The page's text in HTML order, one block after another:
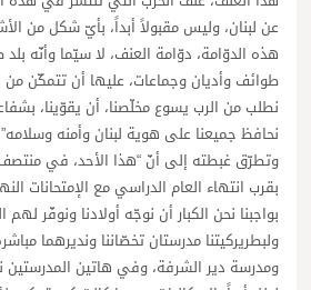
عن لبنان، وليس مقبولاً أبداً، بأيّ شكل من
هذه الدوّامة، دوّامة العنف، لا سيّما وأنّه
طوائف وأديان وجماعات، عليها أن تتمكّن
نطلب من الرب يسوع مخلّصنا، أن يقوّينا،
نحافظ جميعنا على هوية لبنان وأمنه
وتطرّق غبطته إلى أنّ “هذا الأحد، في منتصف
بقرب انتهاء العام الدراسي مع الإمتحانات
بواجبنا نحن الكبار أن نوجّه أولادنا ونوفّر
ولبطريركيتنا مدرستان تخصّاننا ونديرهما
ومدرسة دير الشرفة، وفي هاتين